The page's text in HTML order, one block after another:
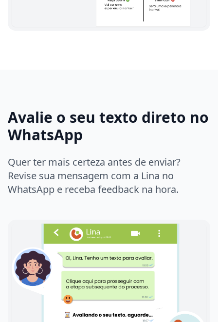
Avalie o seu texto direto no
WhatsApp
Quer ter mais certeza antes de enviar?
Revise sua mensagem com a Lina no
WhatsApp e receba feedback na hora.